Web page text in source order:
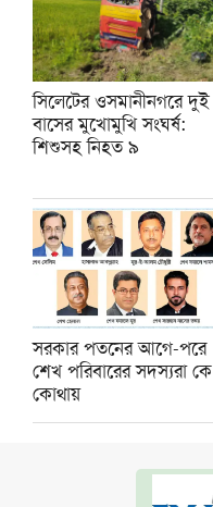
সিলেটের ওসমানীনগরে দুই
বাসের মুখোমুখি সংঘর্ষ:
শিশুসহ নিহত ৯
সরকার পতনের আগে-পরে
শেখ পরিবারের সদস্যরা কে
কোথায়